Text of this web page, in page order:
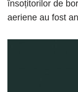
însoțitorilor de
aeriene au fost